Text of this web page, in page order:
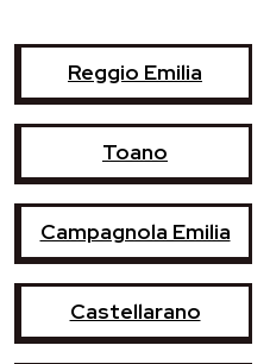
Reggio Emilia
Toano
Campagnola Emilia
Castellarano